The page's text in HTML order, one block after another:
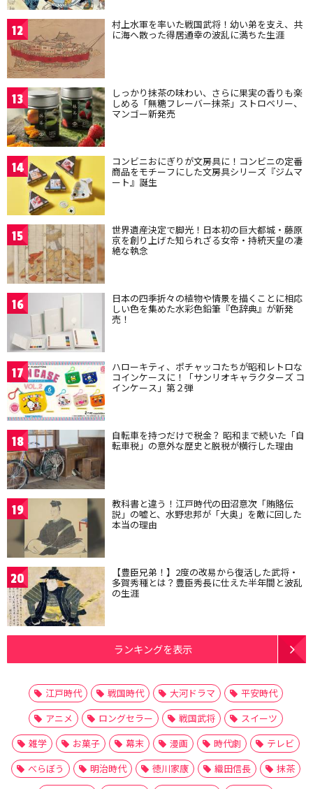
12 村上水軍を率いた戦国武将！幼い弟を支え、共
に海へ散った得居通幸の波乱に満ちた生涯
13 しっかり抹茶の味わい、さらに果実の香りも楽
しめる「無糖フレーバー抹茶」ストロベリー、
マンゴー新発売
14 コンビニおにぎりが文房具に！コンビニの定番
商品をモチーフにした文房具シリーズ『ジムマ
ート』誕生
15 世界遺産決定で脚光！日本初の巨大都城・藤原
京を創り上げた知られざる女帝・持統天皇の凄
絶な執念
16 日本の四季折々の植物や情景を描くことに相応
しい色を集めた水彩色鉛筆『色辞典』が新発
売！
17 ハローキティ、ポチャッコたちが昭和レトロな
コインケースに！「サンリオキャラクターズ コ
インケース」第２弾
18 自転車を持つだけで税金？ 昭和まで続いた「自
転車税」の意外な歴史と脱税が横行した理由
19 教科書と違う！江戸時代の田沼意次「賄賂伝
説」の嘘と、水野忠邦が「大奥」を敵に回した
本当の理由
20 【豊臣兄弟！】2度の改易から復活した武将・
多賀秀種とは？豊臣秀長に仕えた半年間と波乱
の生涯
ランキングを表示
江戸時代 戦国時代 大河ドラマ
平安時代
アニメ
ロングセラー 戦国武将
スイーツ
雑学
お菓子 幕末 漫画 時代劇
テレビ
べらぼう
明治時代 徳川家康 織田信長
抹茶